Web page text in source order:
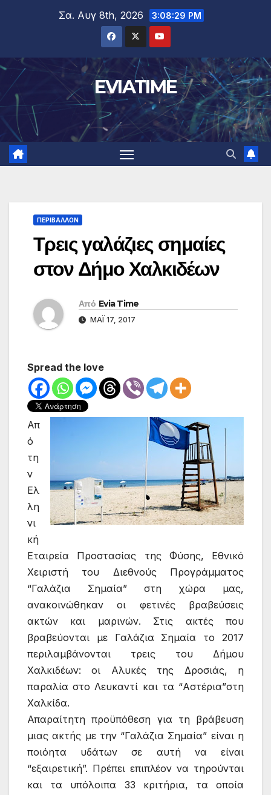
Σα. Αυγ 8th, 2026 3:08:30 PM
EVIATIME
ΠΕΡΙΒΑΛΛΟΝ
Τρεις γαλάζιες σημαίες
στον Δήμο Χαλκιδέων
Από Evia Time
ΜΆΙ 17, 2017
Spread the love
Απ
ό
τη
ν
Ελ
λη
νι
κή
Εταιρεία Προστασίας της Φύσης, Εθνικό
Χειριστή του Διεθνούς Προγράμματος
“Γαλάζια Σημαία” στη χώρα μας,
ανακοινώθηκαν οι φετινές βραβεύσεις
ακτών και μαρινών. Στις ακτές που
βραβεύονται με Γαλάζια Σημαία το 2017
περιλαμβάνονται τρεις του Δήμου
Χαλκιδέων: οι Αλυκές της Δροσιάς, η
παραλία στο Λευκαντί και τα “Αστέρια”στη
Χαλκίδα.
Απαραίτητη προϋπόθεση για τη βράβευση
μιας ακτής με την “Γαλάζια Σημαία” είναι η
ποιόητα υδάτων σε αυτή να είναι
“εξαιρετική”. Πρέπει επιπλέον να τηρούνται
και τα υπόλοιπα 33 κριτήρια, τα οποία